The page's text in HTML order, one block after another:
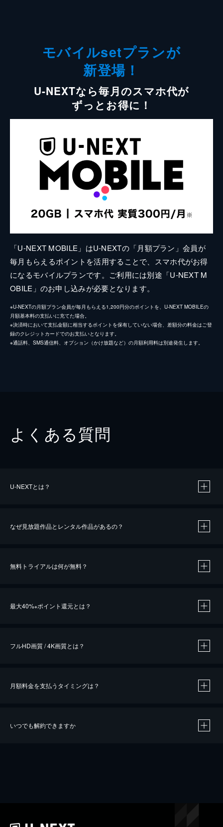
モバイルsetプランが
新登場！
U-NEXTなら毎月のスマホ代が
ずっとお得に！
「U-NEXT MOBILE」はU-NEXTの「月額プラン」会員が
毎月もらえるポイントを活用することで、スマホ代がお得
になるモバイルプランです。ご利用には別途「U-NEXT M
OBILE」のお申し込みが必要となります。
※U-NEXTの月額プラン会員が毎月もらえる1,200円分のポイントを、U-NEXT MOBILEの
月額基本料の支払いに充てた場合。
※決済時において支払金額に相当するポイントを保有していない場合、差額分の料金はご登
録のクレジットカードでのお支払いとなります。
※通話料、SMS通信料、オプション（かけ放題など）の月額利用料は別途発生します。
よくある質問
U-NEXTとは？
なぜ見放題作品とレンタル作品があるの？
無料トライアルは何が無料？
最大40%※ポイント還元とは？
※40％ポイント還元の対象は、クレジットカード決済による作品の購入 / レンタルです。
iOSアプリのUコイン決済による作品の購入 / レンタルは、20％のポイント還元です。
フルHD画質 / 4K画質とは？
月額料金を支払うタイミングは？
いつでも解約できますか